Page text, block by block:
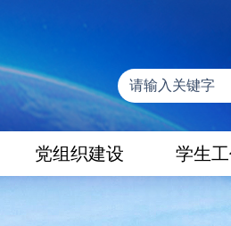
党组织建设 学生